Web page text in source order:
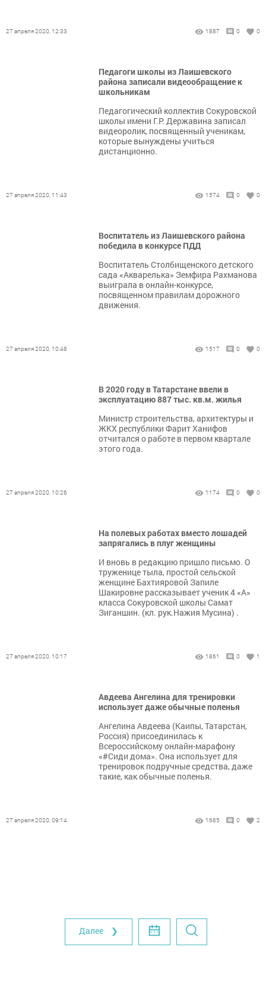
27 апреля 2020, 12:33 1887 0 0
Педагоги школы из Лаишевского
района записали видеообращение к
школьникам
Педагогический коллектив Сокуровской
школы имени Г.Р. Державина записал
видеоролик, посвященный ученикам,
которые вынуждены учиться
дистанционно.
27 апреля 2020, 11:43 1574 0 0
Воспитатель из Лаишевского района
победила в конкурсе ПДД
Воспитатель Столбищенского детского
сада «Акварелька» Земфира Рахманова
выиграла в онлайн-конкурсе,
посвященном правилам дорожного
движения.
27 апреля 2020, 10:48 1517 0 0
В 2020 году в Татарстане ввели в
эксплуатацию 887 тыс. кв.м. жилья
Министр строительства, архитектуры и
ЖКХ республики Фарит Ханифов
отчитался о работе в первом квартале
этого года.
27 апреля 2020, 10:26 1174 0 0
На полевых работах вместо лошадей
запрягались в плуг женщины
И вновь в редакцию пришло письмо. О
труженице тыла, простой сельской
женщине Бахтияровой Запиле
Шакировне рассказывает ученик 4 «А»
класса Сокуровской школы Самат
Зиганшин. (кл. рук.Нажия Мусина) .
27 апреля 2020, 10:17 1861 0 1
Авдеева Ангелина для тренировки
использует даже обычные поленья
Ангелина Авдеева (Каипы, Татарстан,
Россия) присоединилась к
Всероссийскому онлайн-марафону
«#Сиди дома». Она использует для
тренировок подручные средства, даже
такие, как обычные поленья.
27 апреля 2020, 09:14 1685 0 2
Далее ❯